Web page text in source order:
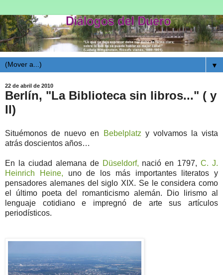
▼
22 de abril de 2010
Berlín, "La Biblioteca sin libros..." ( y
II)
Situémonos de nuevo en Bebelplatz y volvamos la vista
atrás doscientos años…
En la ciudad alemana de Düseldorf, nació en 1797,C. J.
Heinrich Heine, uno de los más importantes literatos y
pensadores alemanes del siglo XIX. Se le considera como
el último poeta del romanticismo alemán. Dio lirismo al
lenguaje cotidiano e impregnó de arte sus artículos
periodísticos.